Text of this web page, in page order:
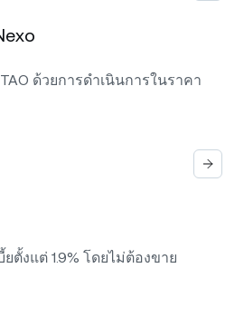
ด้วยการดำเนินการในราคา
ตั้งแต่ 1.9% โดยไม่ต้องขาย